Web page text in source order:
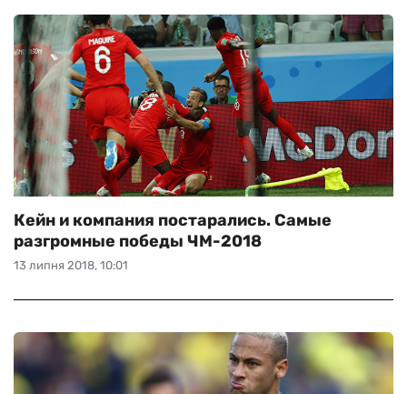
13 липня 2018, 10:01
Кейн и компания постарались. Самые
разгромные победы ЧМ-2018